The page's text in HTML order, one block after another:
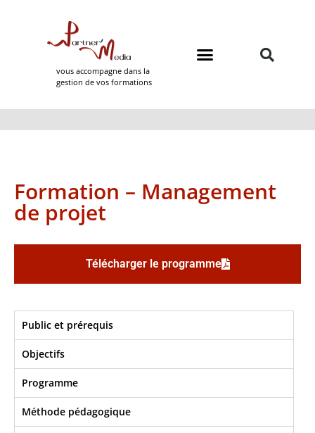
vous accompagne dans la
gestion de vos formations
Formation – Management
de projet
Télécharger le programme
Public et prérequis
Objectifs​
Programme
Méthode pédagogique